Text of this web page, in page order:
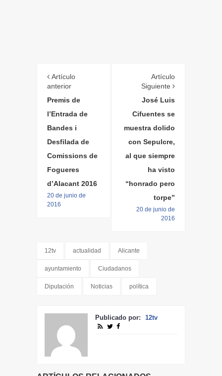
Artículo
anterior
Premis de
l’Entrada de
Bandes i
Desfilada de
Comissions de
Fogueres
d’Alacant 2016
20 de junio de
2016
Artículo
Siguiente
José Luis
Cifuentes se
muestra dolido
con Sepulcre,
al que siempre
ha visto
“honrado pero
torpe”
20 de junio de
2016
12tv actualidad Alicante
ayuntamiento Ciudadanos
Diputación Noticias política
Publicado por: 12tv